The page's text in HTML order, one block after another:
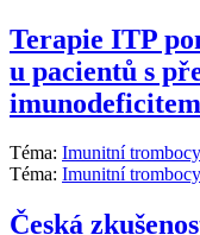
Terapie ITP
u pacientů s
imunodeficitem
Téma: Imunitní
Téma: Imunitní
Česká